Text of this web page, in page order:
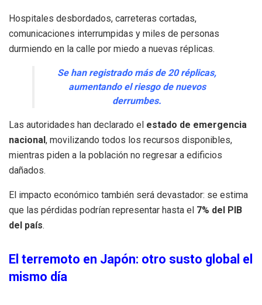
Hospitales desbordados, carreteras cortadas,
comunicaciones interrumpidas y miles de personas
durmiendo en la calle por miedo a nuevas réplicas.
Se han registrado más de 20 réplicas,
aumentando el riesgo de nuevos
derrumbes.
Las autoridades han declarado el estado de emergencia
nacional, movilizando todos los recursos disponibles,
mientras piden a la población no regresar a edificios
dañados.
El impacto económico también será devastador: se estima
que las pérdidas podrían representar hasta el 7% del PIB
del país.
El terremoto en Japón: otro susto global el
mismo día